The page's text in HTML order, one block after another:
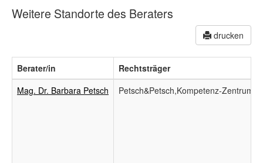
Weitere Standorte des Beraters
drucken
Berater/in
Rechtsträger
Mag. Dr. Barbara Petsch
Petsch&Petsch,Kompetenz-Zentrum-